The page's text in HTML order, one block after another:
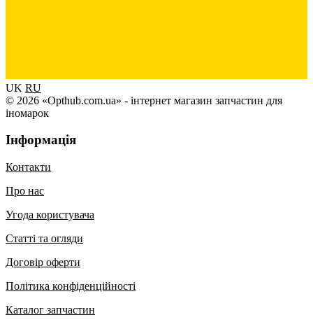
UK RU
© 2026 «Opthub.com.ua» - інтернет магазин запчастин для
іномарок
Інформація
Контакти
Про нас
Угода користувача
Статті та огляди
Договір оферти
Політика конфіденційності
Каталог запчастин